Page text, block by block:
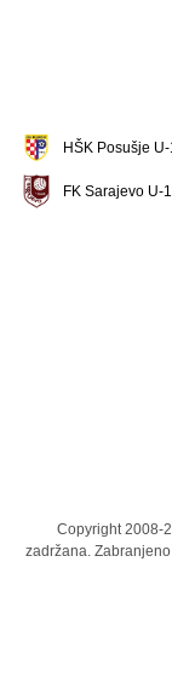
HŠK Posušje
FK Sarajevo U-
Copyright 2008-
zadržana.